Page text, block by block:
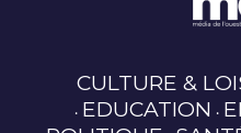
CULTURE &
EDUCATION